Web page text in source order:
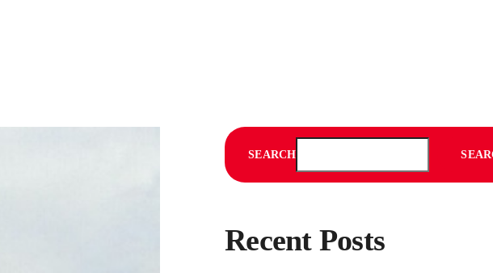
SEARCH
Recent Posts